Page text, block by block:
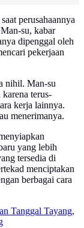
perusahaannya
su, kabar
dipenggal oleh
pekerjaan
nihil. Man-su
terus-
kerja lainnya.
menerimanya.
yang lebih
tersedia di
menciptakan
berbagai cara
Tanggal Tayang,